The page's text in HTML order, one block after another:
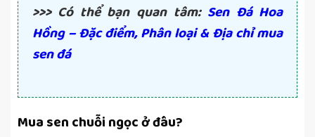
>>> Có thể bạn quan tâm: Sen Đá Hoa
Hồng – Đặc điểm, Phân loại & Địa chỉ mua
sen đá
Mua sen chuỗi ngọc ở đâu?